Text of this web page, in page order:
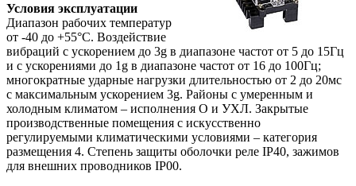
Условия эксплуатации
Диапазон рабочих температур
от -40 до +55°С. Воздействие
вибраций с ускорением до 3g в диапазоне частот от 5 до 15Гц
и с ускорениями до 1g в диапазоне частот от 16 до 100Гц;
многократные ударные нагрузки длительностью от 2 до 20мс
с максимальным ускорением 3g. Районы с умеренным и
холодным климатом – исполнения О и УХЛ. Закрытые
производственные помещения с искусственно
регулируемыми климатическими условиями – категория
размещения 4. Степень защиты оболочки реле IP40, зажимов
для внешних проводников IP00.